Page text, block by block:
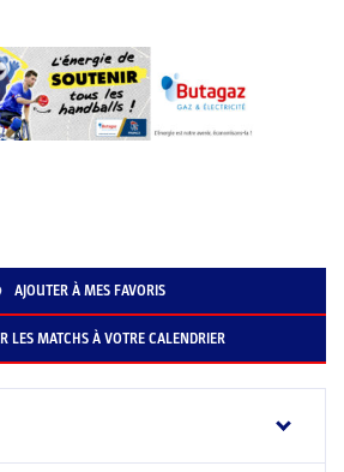
AJOUTER À MES FAVORIS
LES MATCHS À VOTRE CALENDRIER